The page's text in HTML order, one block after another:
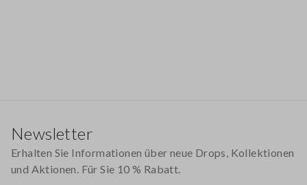
Newsletter
Erhalten Sie Informationen über neue Drops, Kollektionen
und Aktionen. Für Sie 10 % Rabatt.